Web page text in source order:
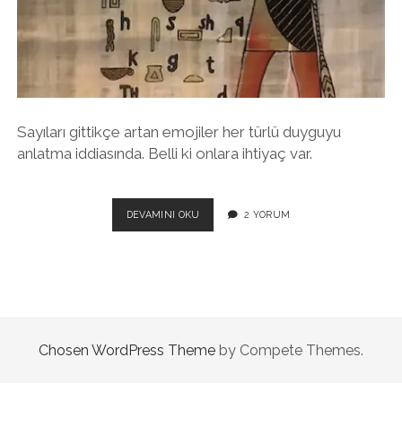
HABERLER / NEWS
twitterfacebookinstagram
Sayıları gittikçe artan emojiler her türlü duyguyu
anlatma iddiasında. Belli ki onlara ihtiyaç var.
DEVAMINI OKU EMOJILERLE
ŞIIR
2 YORUM
Chosen WordPress Theme by Compete Themes.